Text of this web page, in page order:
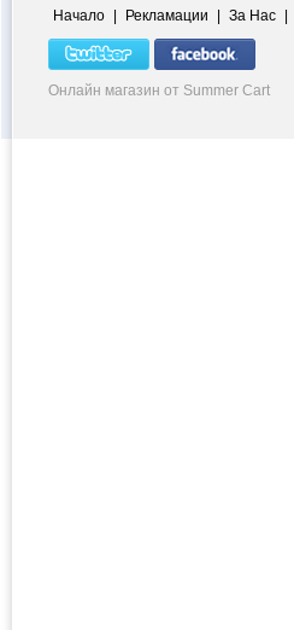
Начало | Рекламации | За Нас |
Онлайн магазин от Summer Cart